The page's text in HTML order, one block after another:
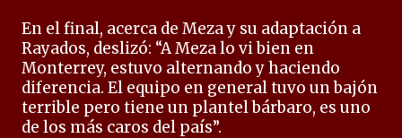
En el final, acerca de Meza y su adaptación a
Rayados, deslizó: “A Meza lo vi bien en
Monterrey, estuvo alternando y haciendo
diferencia. El equipo en general tuvo un bajón
terrible pero tiene un plantel bárbaro, es uno
de los más caros del país”.